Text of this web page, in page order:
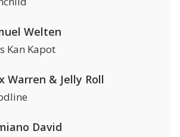
Welten
Kan Kapot
Warren & Jelly Roll
David